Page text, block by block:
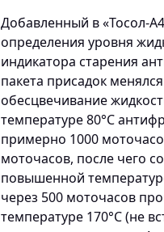
Добавленный в «Тосол-
определения уровня
индикатора старения
пакета присадок
обесцвечивание
температуре 80°С
примерно 1000
моточасов, после чего
повышенной
через 500 моточасов
температуре 170°С (не